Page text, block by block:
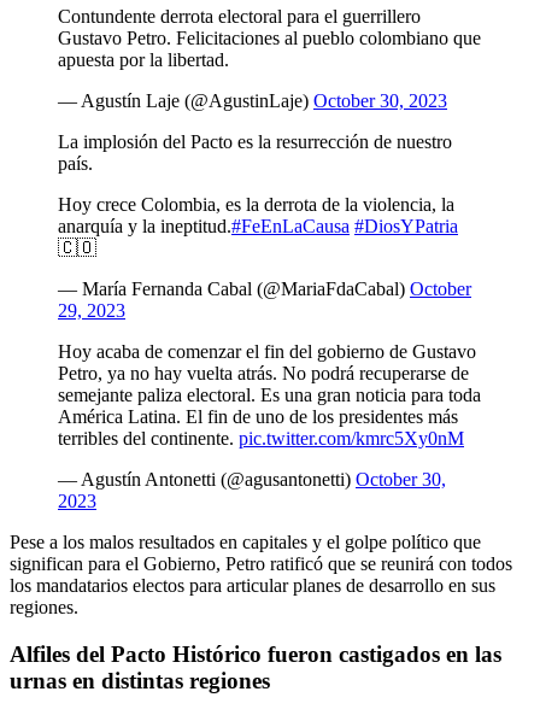
Contundente derrota electoral para el guerrillero
Gustavo Petro. Felicitaciones al pueblo colombiano que
apuesta por la libertad.
— Agustín Laje (@AgustinLaje) October 30, 2023
La implosión del Pacto es la resurrección de nuestro
país.
Hoy crece Colombia, es la derrota de la violencia, la
anarquía y la ineptitud.#FeEnLaCausa #DiosYPatria
🇨🇴
— María Fernanda Cabal (@MariaFdaCabal) October
29, 2023
Hoy acaba de comenzar el fin del gobierno de Gustavo
Petro, ya no hay vuelta atrás. No podrá recuperarse de
semejante paliza electoral. Es una gran noticia para toda
América Latina. El fin de uno de los presidentes más
terribles del continente. pic.twitter.com/kmrc5Xy0nM
— Agustín Antonetti (@agusantonetti) October 30,
2023
Pese a los malos resultados en capitales y el golpe político que
significan para el Gobierno, Petro ratificó que se reunirá con todos
los mandatarios electos para articular planes de desarrollo en sus
regiones.
Alfiles del Pacto Histórico fueron castigados en las
urnas en distintas regiones